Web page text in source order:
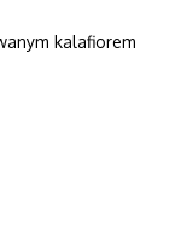
kalafiorem